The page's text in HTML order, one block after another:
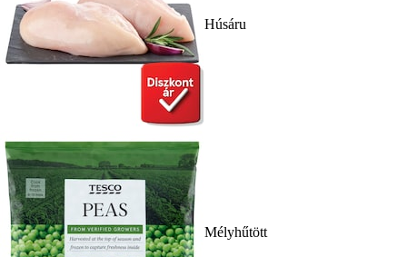
Húsáru
Mélyhűtött